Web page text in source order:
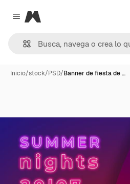
Close menu
Magnific
Inicio/stock/PSD/Banner de fiesta de …